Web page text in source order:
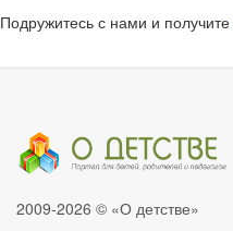
Подружитесь с нами и получите
2009-2026 © «О детстве»